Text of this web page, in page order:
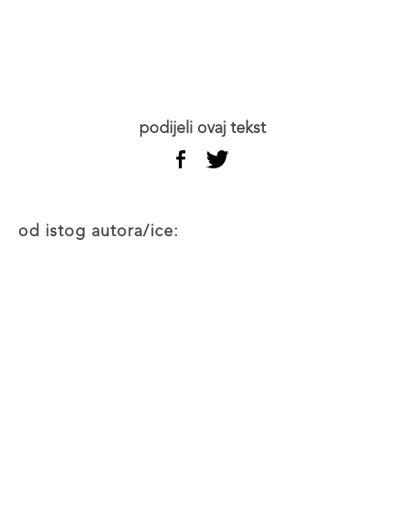
podijeli ovaj tekst
od istog autora/ice: